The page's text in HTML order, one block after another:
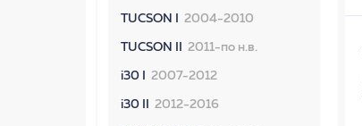
TUCSON I 2004-2010
TUCSON II 2011-по н.в.
i30 I 2007-2012
i30 II 2012-2016